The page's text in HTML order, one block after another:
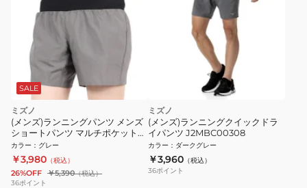
SALE
ミズノ
(メンズ)ランニングパンツ メンズ
ショートパンツ マルチポケットパ
ンツ J2MB851007
カラー ： グレー
￥3,980 （税込）
26%OFF ￥5,390（税込）
36ポイント
ミズノ
(メンズ)ランニングクイックドラ
イパンツ J2MBC00308
カラー ： ダークグレー
￥3,960 （税込）
36ポイント